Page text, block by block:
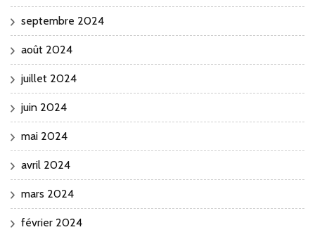
septembre 2024
août 2024
juillet 2024
juin 2024
mai 2024
avril 2024
mars 2024
février 2024